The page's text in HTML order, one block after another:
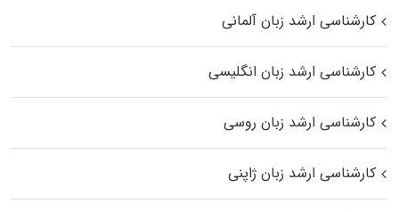
کارشناسی ارشد زبان آلمانی
کارشناسی ارشد زبان انگلیسی
کارشناسی ارشد زبان روسی
کارشناسی ارشد زبان ژاپنی